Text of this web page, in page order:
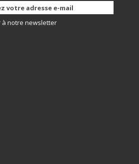
à notre newsletter